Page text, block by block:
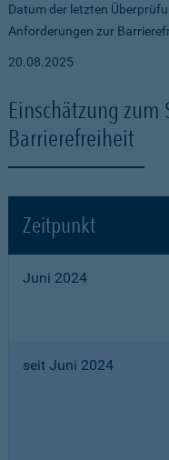
Datum der letzten
Anforderungen zur
20.08.2025
Einschätzung
Barrierefreiheit
Zeitpunkt
Juni 2024
seit Juni 2024